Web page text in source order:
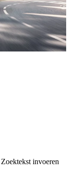
Zoektekst invoeren